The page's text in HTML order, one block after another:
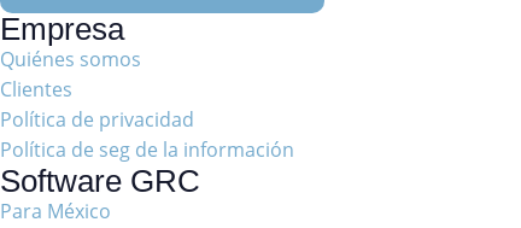
Empresa
Quiénes somos
Clientes
Política de privacidad
Política de seg de la información
Software GRC
Para México